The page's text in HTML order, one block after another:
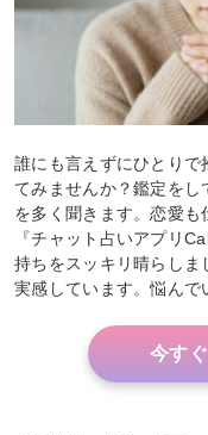
誰にも言えずにひとりで
てみませんか？鑑定を
を多く聞きます。恋愛も
『チャット占いアプリ
持ちをスッキリ晴らしま
実感しています。悩んで
今す